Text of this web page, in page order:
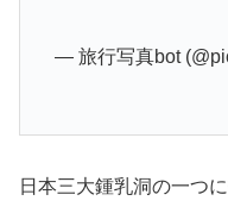
— 旅行写真bot
日本三大鍾乳洞の一つ